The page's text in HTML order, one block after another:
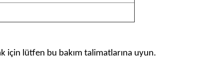
için lütfen bu bakım talimatlarına uyun.